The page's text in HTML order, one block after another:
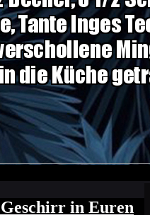
in Euren